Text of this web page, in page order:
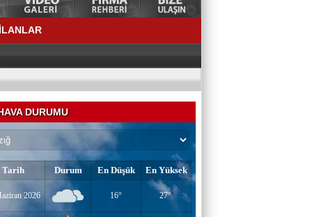
DURUMU
Tarih Durum En Düşük En Yüksek
2026 16° 27°
YAZAR-ŞAİR MİRAÇ DOĞAN
Mavi Işık İnsanları